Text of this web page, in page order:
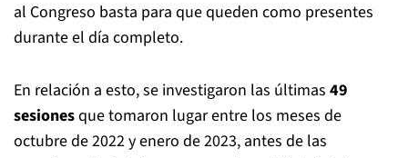
al Congreso basta para que queden como presentes
durante el día completo.
En relación a esto, se investigaron las últimas 49
sesionesque tomaron lugar entre los meses de
octubre de 2022 y enero de 2023, antes de las